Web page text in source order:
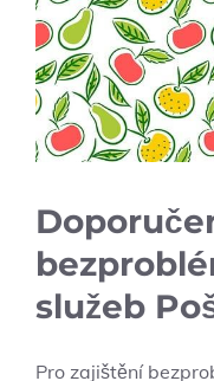
služeb
Pro zajištění